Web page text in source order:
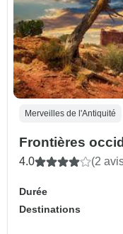
Merveilles de l'Antiquité
Frontières
4.0 (2
Durée
Destinations